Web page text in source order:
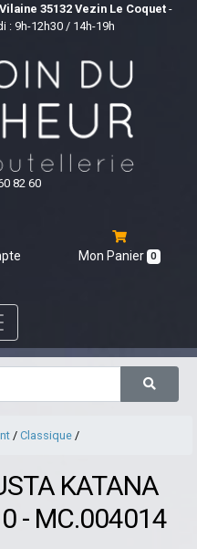
35132 Vezin Le Coquet-
: 9h-12h30 / 14h-19h
82 60
Mon Panier 0
/ Classique /
KATANA
- MC.004014